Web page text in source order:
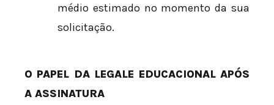
médio estimado no momento da sua
solicitação.
O PAPEL DA LEGALE EDUCACIONAL APÓS
A ASSINATURA